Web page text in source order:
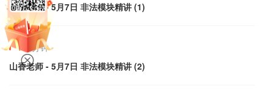
山香老师 - 5月7日 非法模块精讲 (1)
171分钟
山香老师 - 5月7日 非法模块精讲 (2)